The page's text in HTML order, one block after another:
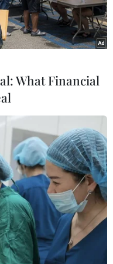
TTXVN phát)
tượng, thu giữ
Lưu, Nghệ
An cho biết Cơ
Nghệ An đã có
sự về tội “Vận
What Financial